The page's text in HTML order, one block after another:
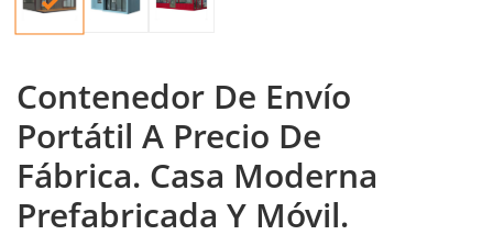
Contenedor De Envío
Portátil A Precio De
Fábrica. Casa Moderna
Prefabricada Y Móvil.